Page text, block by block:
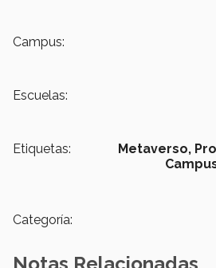
Campus:
Escuelas:
Etiquetas: Metaverso,
Categoría: